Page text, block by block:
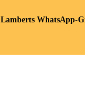
Lamberts WhatsApp-